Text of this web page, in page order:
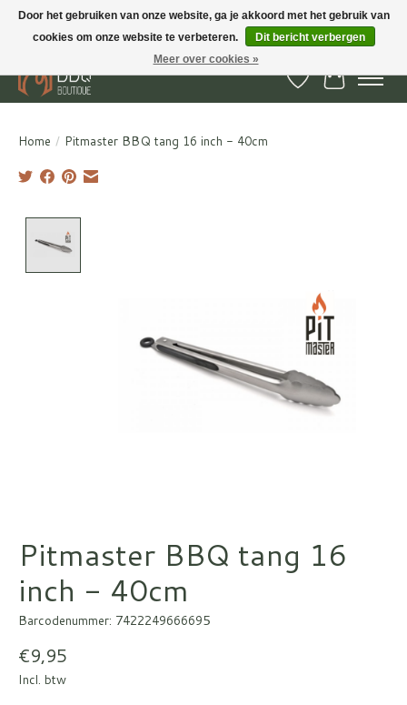
BBQ Boutique - Gratis verzenden en afhalen in Hedel en Kesteren
Verlanglijst
Home / Pitmaster BBQ tang 16 inch - 40cm
Pitmaster BBQ tang 16
inch - 40cm
Barcodenummer: 7422249666695
€9,95
Incl. btw
Door het gebruiken van onze website, ga je akkoord met het gebruik van
cookies om onze website te verbeteren.
Dit bericht verbergen
Meer over cookies »